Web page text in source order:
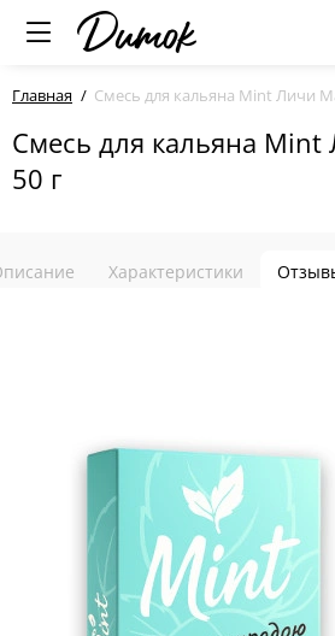
Главная Смесь для кальяна Mint Личи
Смесь для кальяна
50 г
Характеристики